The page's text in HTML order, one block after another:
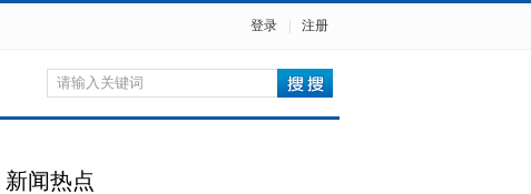
登录 注册
新闻热点